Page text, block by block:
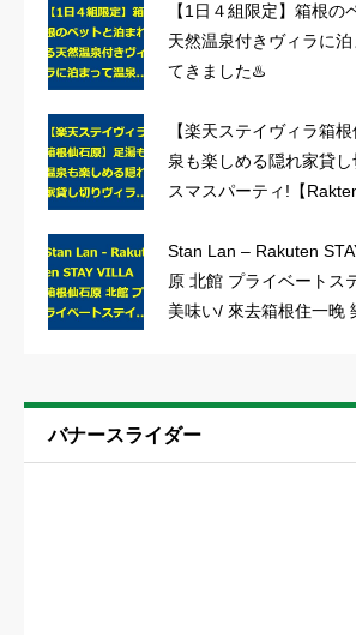
【1日４組限定】箱根の
天然温泉付きヴィラに
てきました♨️
【楽天ステイヴィラ箱
泉も楽しめる隠れ家貸
スマスパーティ!【
Stan Lan – Rakuten
原 北館 プライベートス
美味い/ 來去箱根住一晚
バナースライダー